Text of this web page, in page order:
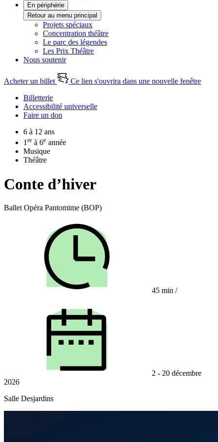
En périphérie
Retour au menu principal
Projets spéciaux
Concentration théâtre
Le parc des légendes
Les Prix Théâtre
Nous soutenir
Acheter un billet
Ce lien s'ouvrira dans une nouvelle fenêtre
Billetterie
Accessibilité universelle
Faire un don
6 à 12 ans
1 re à 6e année
Musique
Théâtre
Conte d’hiver
Ballet Opéra Pantomime (BOP)
45 min /
2 - 20 décembre
2026
Salle Desjardins